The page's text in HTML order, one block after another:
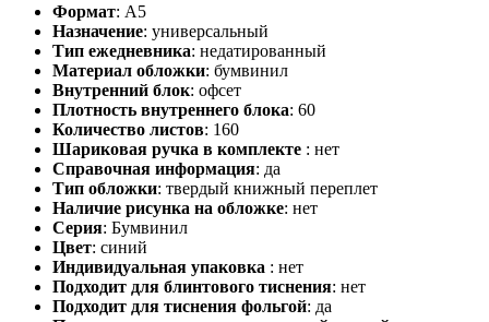
Формат: А5
Назначение: универсальный
Тип ежедневника: недатированный
Материал обложки: бумвинил
Внутренний блок: офсет
Плотность внутреннего блока: 60
Количество листов: 160
Шариковая ручка в комплекте : нет
Справочная информация: да
Тип обложки: твердый книжный переплет
Наличие рисунка на обложке: нет
Серия: Бумвинил
Цвет: синий
Индивидуальная упаковка : нет
Подходит для блинтового тиснения: нет
Подходит для тиснения фольгой: да